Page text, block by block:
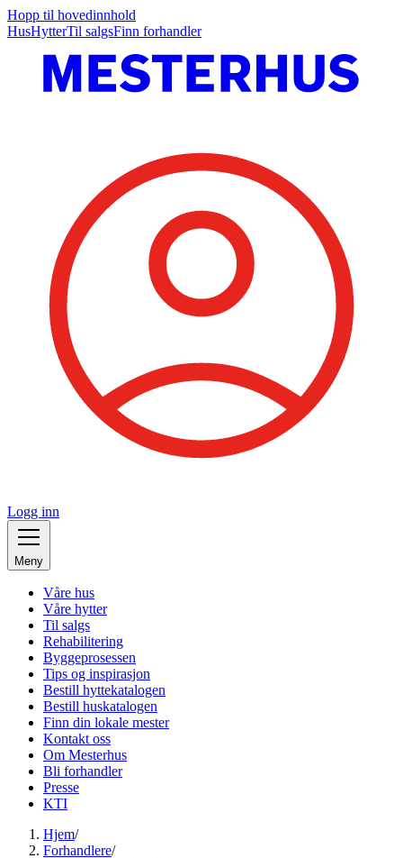
Hopp til hovedinnhold
HusHytterTil salgsFinn forhandler
Logg inn
Meny
Våre hus
Våre hytter
Til salgs
Rehabilitering
Byggeprosessen
Tips og inspirasjon
Bestill hyttekatalogen
Bestill huskatalogen
Finn din lokale mester
Kontakt oss
Om Mesterhus
Bli forhandler
Presse
KTI
Hjem/
Forhandlere/